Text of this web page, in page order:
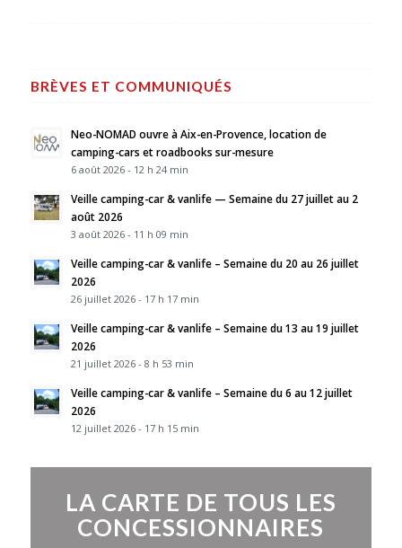
BRÈVES ET COMMUNIQUÉS
Neo-NOMAD ouvre à Aix-en-Provence, location de
camping-cars et roadbooks sur-mesure
6 août 2026 - 12 h 24 min
Veille camping-car & vanlife — Semaine du 27 juillet au 2
août 2026
3 août 2026 - 11 h 09 min
Veille camping-car & vanlife – Semaine du 20 au 26 juillet
2026
26 juillet 2026 - 17 h 17 min
Veille camping-car & vanlife – Semaine du 13 au 19 juillet
2026
21 juillet 2026 - 8 h 53 min
Veille camping-car & vanlife – Semaine du 6 au 12 juillet
2026
12 juillet 2026 - 17 h 15 min
LA CARTE DE TOUS LES
CONCESSIONNAIRES